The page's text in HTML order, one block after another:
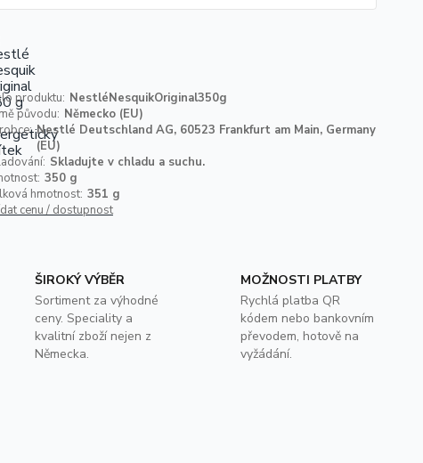
produktu: NestléNesquikOriginal350g
původu: Německo (EU)
Nestlé Deutschland AG, 60523 Frankfurt am Main, Germany
(EU)
Skladujte v chladu a suchu.
350 g
hmotnost: 351 g
cenu / dostupnost
ŠIROKÝ VÝBĚR
Sortiment za výhodné
ceny. Speciality a
kvalitní zboží nejen z
Německa.
MOŽNOSTI PLATBY
Rychlá platba QR
kódem nebo bankovním
převodem, hotově na
vyžádání.